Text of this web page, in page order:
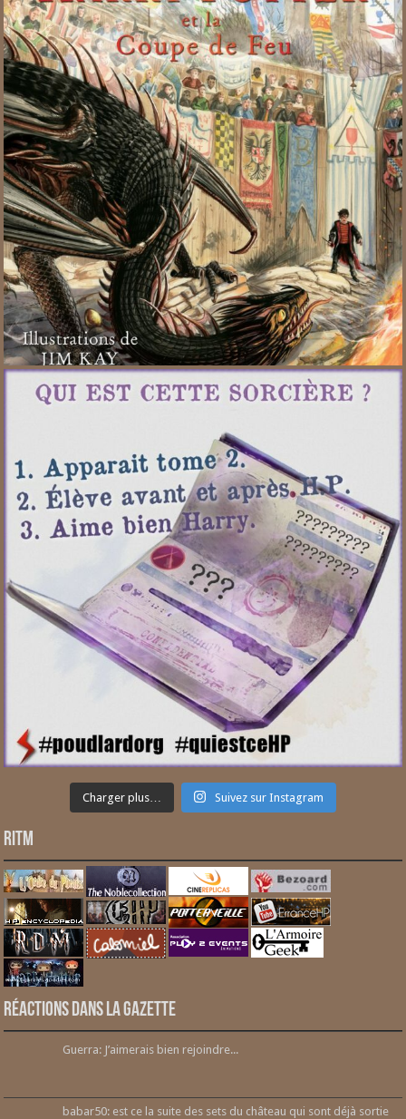
Charger plus… Suivez sur Instagram
RITM
Réactions dans la gazette
Guerra: J’aimerais bien rejoindre...
babar50: est ce la suite des sets du château qui sont déjà sortie